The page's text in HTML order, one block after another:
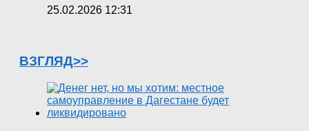
25.02.2026 12:31
ВЗГЛЯД>>